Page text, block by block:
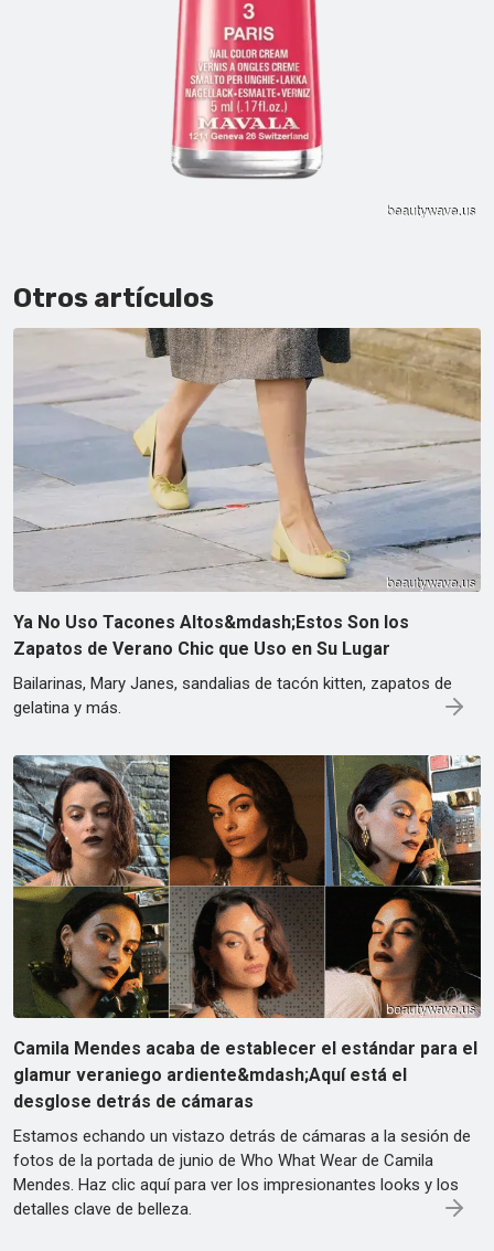
Otros artículos
Ya No Uso Tacones Altos&mdash;Estos Son los
Zapatos de Verano Chic que Uso en Su Lugar
Bailarinas, Mary Janes, sandalias de tacón kitten, zapatos de
gelatina y más.
Camila Mendes acaba de establecer el estándar para el
glamur veraniego ardiente&mdash;Aquí está el
desglose detrás de cámaras
Estamos echando un vistazo detrás de cámaras a la sesión de
fotos de la portada de junio de Who What Wear de Camila
Mendes. Haz clic aquí para ver los impresionantes looks y los
detalles clave de belleza.